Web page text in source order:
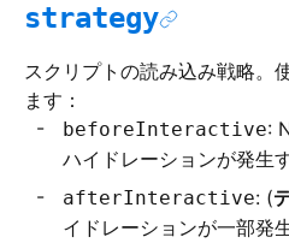
strategy
スクリプトの読み込み戦略。
ます：
beforeInteractive:
ハイドレーションが発生
afterInteractive: (
イドレーションが一部発